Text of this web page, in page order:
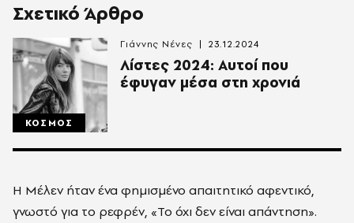
Σχετικό Άρθρο
ΚΟΣΜΟΣ
Λίστες 2024: Αυτοί που
έφυγαν μέσα στη χρονιά
Γιάννης Νένες 23.12.2024
Η Μέλεν ήταν ένα φημισμένο απαιτητικό αφεντικό,
γνωστό για το ρεφρέν, «Το όχι δεν είναι απάντηση».